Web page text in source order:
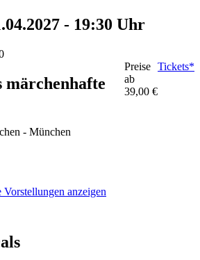
- 19:30 Uhr
märchenhafte
- München
Preise
ab
39,00 €
Tickets*
Vorstellungen anzeigen